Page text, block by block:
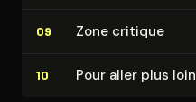
09 Zone critique
10 Pour aller plus loin